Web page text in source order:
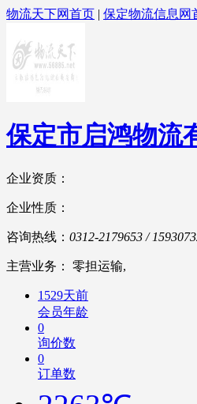
物流天下网首页 | 保定物流信息网
保定市启鸿物流
企业资质：
企业性质：
咨询热线： 0312-2179653 /
主营业务： 零担运输,
1529天前
会员年龄
0
询价数
0
订单数